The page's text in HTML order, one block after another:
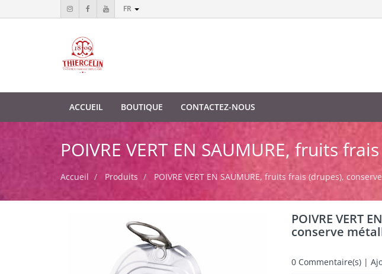
FR
ACCUEIL BOUTIQUE CONTACTEZ-NOUS
POIVRE VERT EN SAUMURE, fruits
Accueil Produits POIVRE VERT EN SAUMURE, fruits frais (drupes),
POIVRE VERT
conserve
0 Commentaire(s) |